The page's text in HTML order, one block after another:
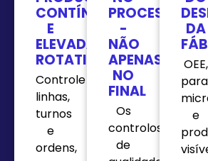
CONTÍNUA
E
ELEVADA
ROTATIVIDADE
Controle
linhas,
turnos
e
ordens,
PROCESSO
-
NÃO
APENAS
NO
FINAL
Os
controlos
de
DA
OEE,
e